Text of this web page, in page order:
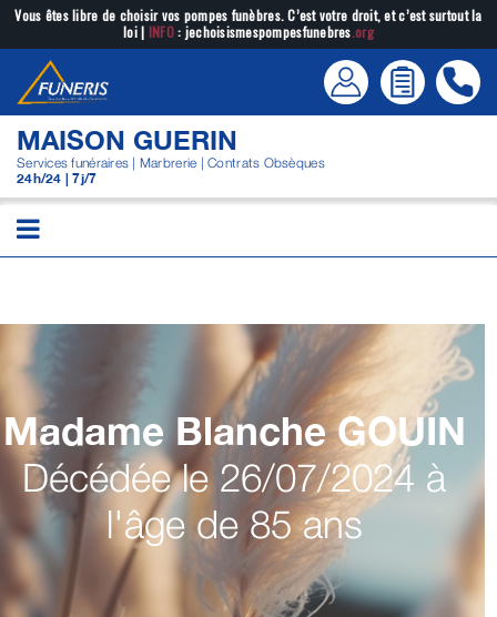
Passer
contenu
Vous êtes libre de choisir vos pompes funèbres. C’est votre droit, et c’est surtout la
loi | INFO: jechoisismespompesfunebres.org
MAISON GUERIN
Services funéraires | Marbrerie | Contrats Obsèques
24h/24 | 7j/7
Madame BlancheGOUIN
Décédée le 26/07/2024 à
l'âge de 85 ans